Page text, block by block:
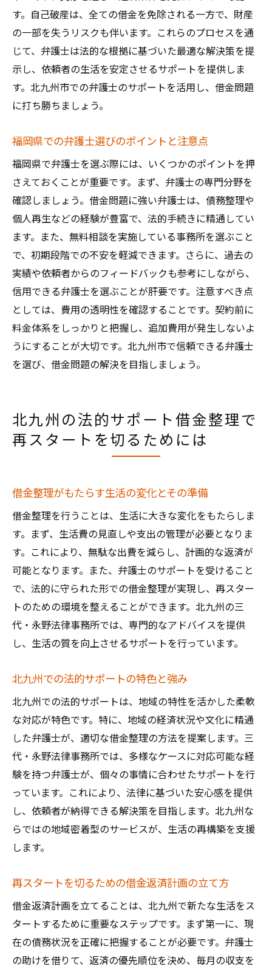
イン
借金問題からの解放と新たなチャンスの獲
得
法的サポートで実現する経済的安定と幸福
感
弁護士のサポートで借金問題を解決再スタート
借金問題解決後の新たな人生設計のポイン
ト
弁護士と共に歩む再スタートのプロセス
借金問題を乗り越えた後の心構えと準備
再スタートを切るための具体的な行動計画
弁護士のサポートを最大限に活用する方法
新たな挑戦を支える法律的アドバイス
す。自己破産は、全ての借金を免除される一方で、財産
の一部を失うリスクも伴います。これらのプロセスを通
じて、弁護士は法的な根拠に基づいた最適な解決策を提
示し、依頼者の生活を安定させるサポートを提供しま
す。北九州市での弁護士のサポートを活用し、借金問題
に打ち勝ちましょう。
福岡県での弁護士選びのポイントと注意点
福岡県で弁護士を選ぶ際には、いくつかのポイントを押
さえておくことが重要です。まず、弁護士の専門分野を
確認しましょう。借金問題に強い弁護士は、債務整理や
個人再生などの経験が豊富で、法的手続きに精通してい
ます。また、無料相談を実施している事務所を選ぶこと
で、初期段階での不安を軽減できます。さらに、過去の
実績や依頼者からのフィードバックも参考にしながら、
信用できる弁護士を選ぶことが肝要です。注意すべき点
としては、費用の透明性を確認することです。契約前に
料金体系をしっかりと把握し、追加費用が発生しないよ
うにすることが大切です。北九州市で信頼できる弁護士
を選び、借金問題の解決を目指しましょう。
北九州の法的サポート借金整理で
再スタートを切るためには
借金整理がもたらす生活の変化とその準備
借金整理を行うことは、生活に大きな変化をもたらしま
す。まず、生活費の見直しや支出の管理が必要となりま
す。これにより、無駄な出費を減らし、計画的な返済が
可能となります。また、弁護士のサポートを受けること
で、法的に守られた形での借金整理が実現し、再スター
トのための環境を整えることができます。北九州の三
代・永野法律事務所では、専門的なアドバイスを提供
し、生活の質を向上させるサポートを行っています。
北九州での法的サポートの特色と強み
北九州での法的サポートは、地域の特性を活かした柔軟
な対応が特色です。特に、地域の経済状況や文化に精通
した弁護士が、適切な借金整理の方法を提案します。三
代・永野法律事務所では、多様なケースに対応可能な経
験を持つ弁護士が、個々の事情に合わせたサポートを行
っています。これにより、法律に基づいた安心感を提供
し、依頼者が納得できる解決策を目指します。北九州な
らではの地域密着型のサービスが、生活の再構築を支援
します。
再スタートを切るための借金返済計画の立て方
借金返済計画を立てることは、北九州で新たな生活をス
タートするために重要なステップです。まず第一に、現
在の債務状況を正確に把握することが必要です。弁護士
の助けを借りて、返済の優先順位を決め、毎月の収支を